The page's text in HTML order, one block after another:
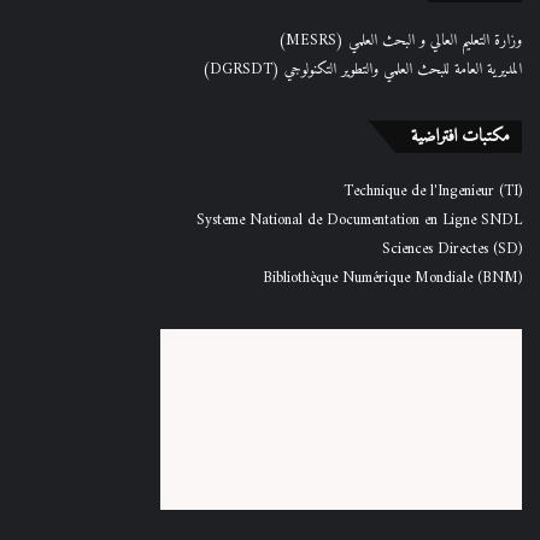
وزارة التعليم العالي و البحث العلمي (MESRS)
المديرية العامة للبحث العلمي والتطوير التكنولوجي (DGRSDT)
مكتبات افتراضية
Technique de l'Ingenieur (TI)
Systeme National de Documentation en Ligne SNDL
Sciences Directes (SD)
Bibliothèque Numérique Mondiale (BNM)